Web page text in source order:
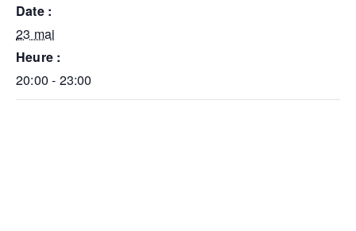
Date :
23 mai
Heure :
20:00 - 23:00